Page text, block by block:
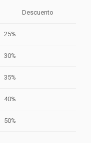
Descuento
25%
30%
35%
40%
50%